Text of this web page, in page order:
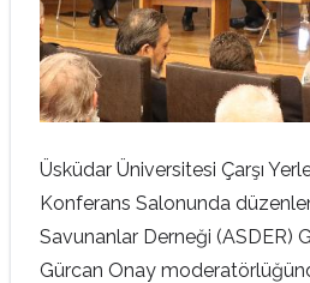
Üsküdar Üniversitesi Çarşı
Konferans Salonunda
Savunanlar Derneği (ASDER)
Gürcan Onay